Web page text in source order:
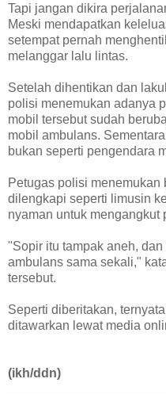
Tapi jangan dikira
Meski mendapatkan
setempat pernah
melanggar lalu lintas.
Setelah dihentikan dan
polisi menemukan adanya
mobil tersebut sudah
mobil ambulans.
bukan seperti pengendara
Petugas polisi
dilengkapi seperti limusin
nyaman untuk mengangkut
"Sopir itu tampak aneh,
ambulans sama sekali,"
tersebut.
Seperti diberitakan,
ditawarkan lewat media
(ikh/ddn)